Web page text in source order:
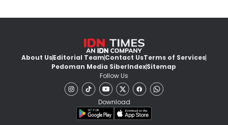
About UsEditorial TeamContact UsTerms of Services
Pedoman Media SiberIndexSitemap
Follow Us
Download